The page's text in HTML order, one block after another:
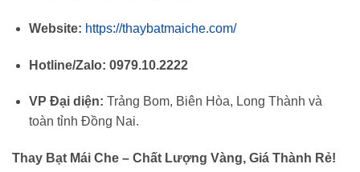
Website: https://thaybatmaiche.com/
Hotline/Zalo: 0979.10.2222
VP Đại diện: Trảng Bom, Biên Hòa, Long Thành và
toàn tỉnh Đồng Nai.
Thay Bạt Mái Che – Chất Lượng Vàng, Giá Thành Rẻ!